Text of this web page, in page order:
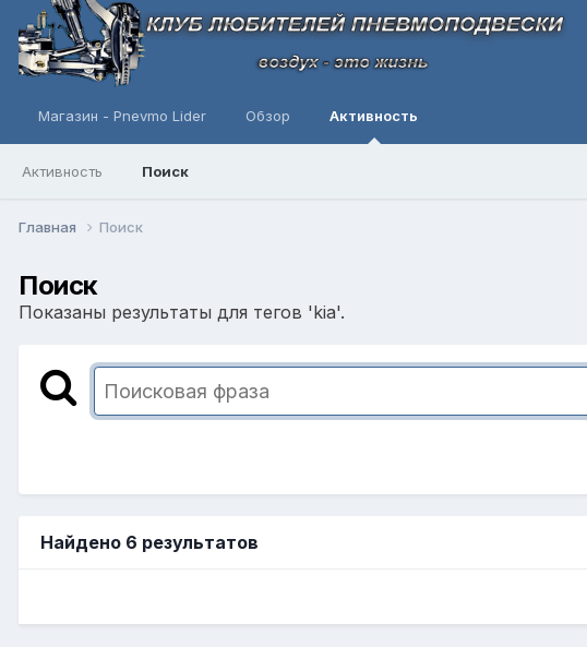
Магазин - Pnevmo Lider Обзор Активность
Активность Поиск
Главная Поиск
Поиск
Показаны результаты для тегов 'kia'.
Найдено 6 результатов